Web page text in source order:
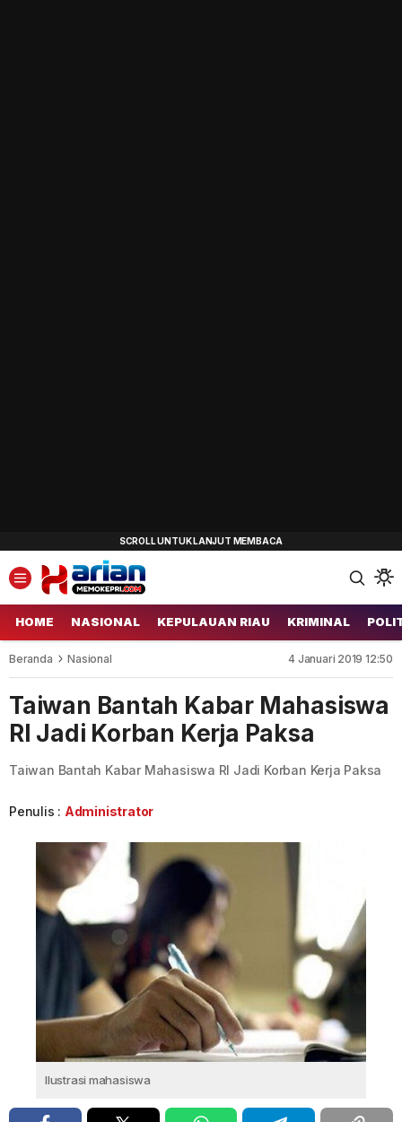
HOME NASIONAL KEPULAUAN RIAU KRIMINAL
Beranda Nasional 4 Januari 2019 12:50
Taiwan Bantah Kabar Mahasiswa
RI Jadi Korban Kerja Paksa
Taiwan Bantah Kabar Mahasiswa RI Jadi Korban Kerja Paksa
Penulis : Administrator
Ilustrasi mahasiswa